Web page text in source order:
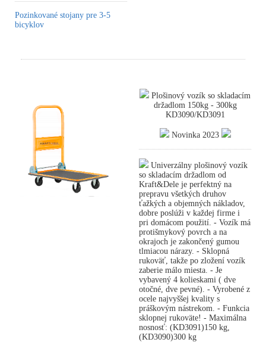
Pozinkované stojany pre 3-5
bicyklov
Plošinový vozík so skladacím
držadlom 150kg - 300kg
KD3090/KD3091
Novinka 2023
Univerzálny plošinový vozík
so skladacím držadlom od
Kraft&Dele je perfektný na
prepravu všetkých druhov
ťažkých a objemných nákladov,
dobre poslúži v každej firme i
pri domácom použití. - Vozík má
protišmykový povrch a na
okrajoch je zakončený gumou
tlmiacou nárazy. - Sklopná
rukoväť, takže po zložení vozík
zaberie málo miesta. - Je
vybavený 4 kolieskami ( dve
otočné, dve pevné). - Vyrobené z
ocele najvyššej kvality s
práškovým nástrekom. - Funkcia
sklopnej rukoväte! - Maximálna
nosnosť: (KD3091)150 kg,
(KD3090)300 kg